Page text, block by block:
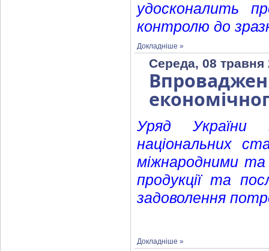
удосконалить
контролю до
Докладніше »
Середа, 08 травня
Уряд України
національних
міжнародними та
продукції та
задоволення
Докладніше »